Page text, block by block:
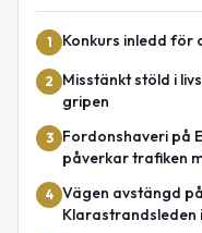
1 Konkurs inledd för
2
Misstänkt stöld i
gripen
3
Fordonshaveri på
påverkar trafiken
4 Vägen avstängd
Klarastrandsleden